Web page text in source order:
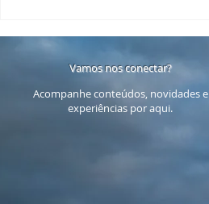
Vamos nos conectar?
Acompanhe conteúdos, novidades e
experiências por aqui.